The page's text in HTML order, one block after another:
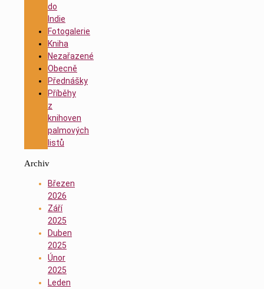
do
Indie
Fotogalerie
Kniha
Nezařazené
Obecně
Přednášky
Příběhy
z
knihoven
palmových
listů
Archiv
Březen
2026
Září
2025
Duben
2025
Únor
2025
Leden